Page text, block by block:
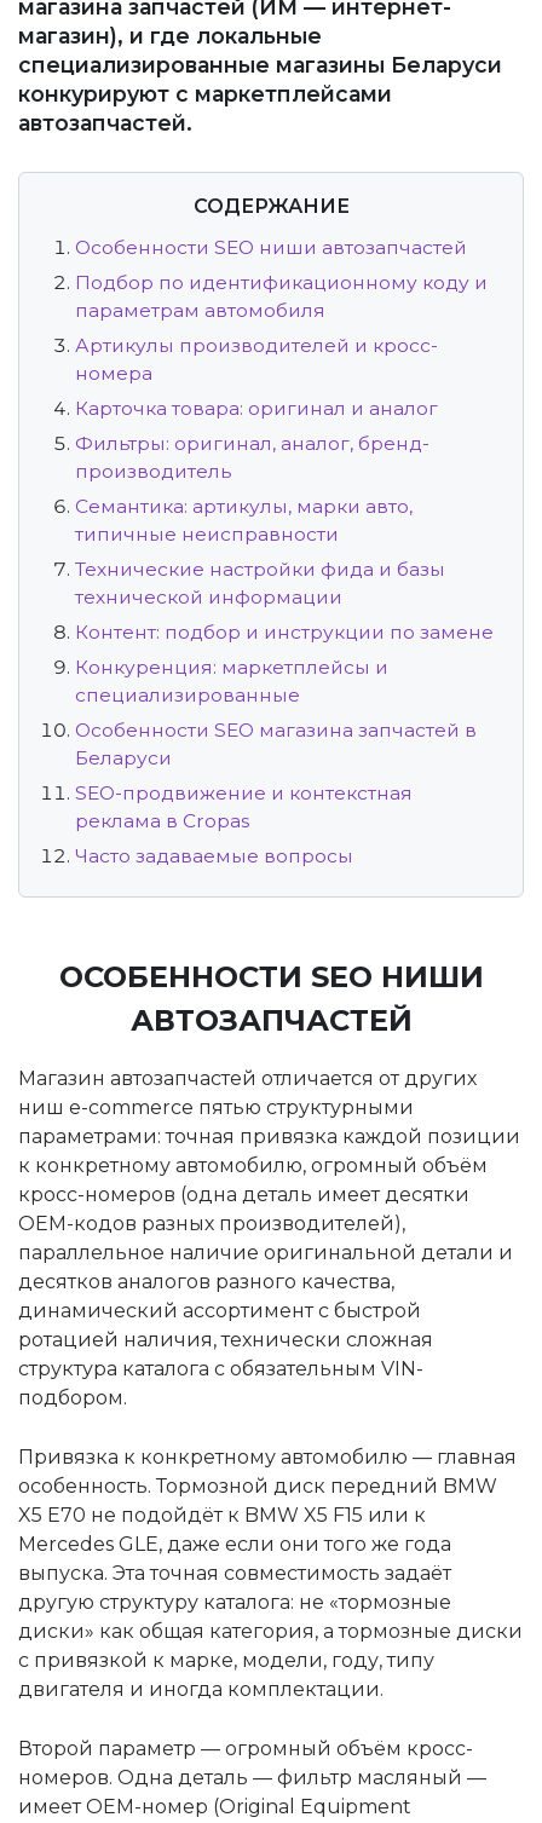
магазина запчастей (ИМ — интернет-
магазин), и где локальные
специализированные магазины Беларуси
конкурируют с маркетплейсами
автозапчастей.
СОДЕРЖАНИЕ
Особенности SEO ниши автозапчастей
Подбор по идентификационному коду и
параметрам автомобиля
Артикулы производителей и кросс-
номера
Карточка товара: оригинал и аналог
Фильтры: оригинал, аналог, бренд-
производитель
Семантика: артикулы, марки авто,
типичные неисправности
Технические настройки фида и базы
технической информации
Контент: подбор и инструкции по замене
Конкуренция: маркетплейсы и
специализированные
Особенности SEO магазина запчастей в
Беларуси
SEO-продвижение и контекстная
реклама в Cropas
Часто задаваемые вопросы
ОСОБЕННОСТИ SEO НИШИ
АВТОЗАПЧАСТЕЙ
Магазин автозапчастей отличается от других
ниш e-commerce пятью структурными
параметрами: точная привязка каждой позиции
к конкретному автомобилю, огромный объём
кросс-номеров (одна деталь имеет десятки
OEM-кодов разных производителей),
параллельное наличие оригинальной детали и
десятков аналогов разного качества,
динамический ассортимент с быстрой
ротацией наличия, технически сложная
структура каталога с обязательным VIN-
подбором.
Привязка к конкретному автомобилю — главная
особенность. Тормозной диск передний BMW
X5 E70 не подойдёт к BMW X5 F15 или к
Mercedes GLE, даже если они того же года
выпуска. Эта точная совместимость задаёт
другую структуру каталога: не «тормозные
диски» как общая категория, а тормозные диски
с привязкой к марке, модели, году, типу
двигателя и иногда комплектации.
Второй параметр — огромный объём кросс-
номеров. Одна деталь — фильтр масляный —
имеет OEM-номер (Original Equipment